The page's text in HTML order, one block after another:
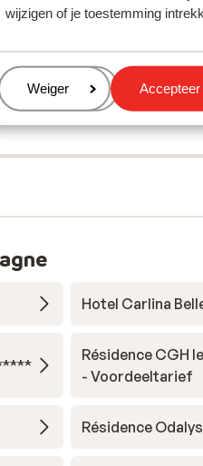
wijzigen of je toestemming
Beheren
Weiger
Hotel Carlina
Résidence CGH
- Voordeeltarief
Résidence